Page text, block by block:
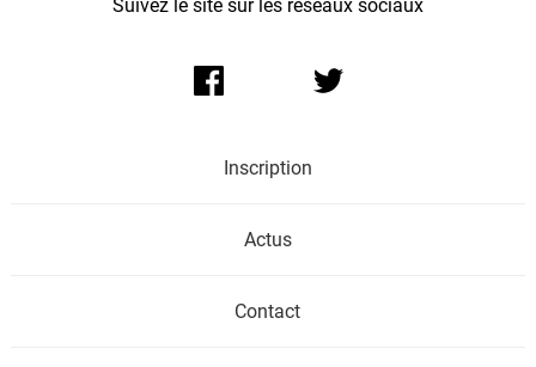
Suivez le site sur les réseaux sociaux
Inscription
Actus
Contact